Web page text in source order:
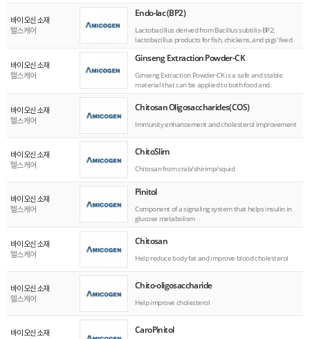
바이오신소재
헬스케어
Endo-lac (BP2)
Lactobacillus derived from Bacillus subtilis-BP2;
lactobacillus products for fish, chickens, and pigs' feed
바이오신소재
헬스케어
Ginseng Extraction Powder-CK
Ginseng Extraction Powder-CK is a safe and stable
material that can be applied to both food and
바이오신소재
헬스케어
Chitosan Oligosaccharides(COS)
Immunity enhancement and cholesterol improvement
바이오신소재
헬스케어
ChitoSlim
Chitosan from crab/shirimp/squid
바이오신소재
헬스케어
Pinitol
Component of a signaling system that helps insulin in
glucose metabolism
바이오신소재
헬스케어
Chitosan
Help reduce body fat and improve blood cholesterol
바이오신소재
헬스케어
Chito-oligosaccharide
Help improve cholesterol
바이오신소재
CaroPinitol